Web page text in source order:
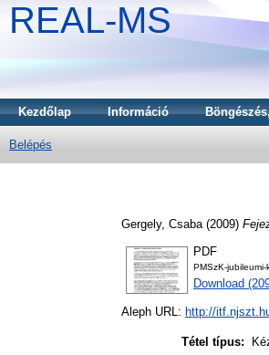
REAL-MS
Kezdőlap Információ
Belépés
Gergely, Csaba (2009)
PDF
PMSzK-
Download
Aleph URL: http://
Tétel típus: